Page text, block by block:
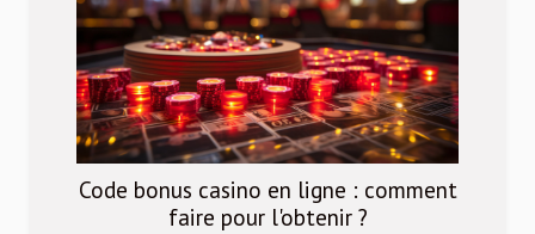
Code bonus casino en ligne : comment
faire pour l'obtenir ?